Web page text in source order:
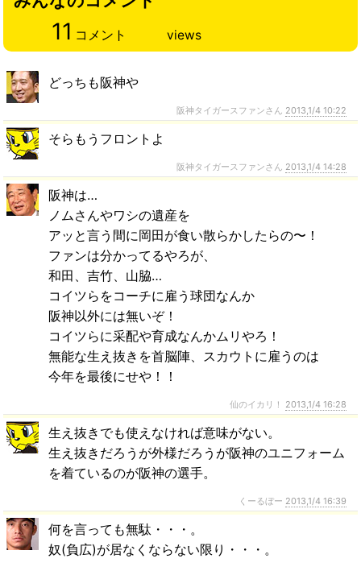
11 コメント views
どっちも阪神や
阪神タイガースファンさん 2013,1/4 10:22
そらもうフロントよ
阪神タイガースファンさん 2013,1/4 14:28
阪神は…
ノムさんやワシの遺産を
アッと言う間に岡田が食い散らかしたらの〜！
ファンは分かってるやろが、
和田、吉竹、山脇…
コイツらをコーチに雇う球団なんか
阪神以外には無いぞ！
コイツらに采配や育成なんかムリやろ！
無能な生え抜きを首脳陣、スカウトに雇うのは
今年を最後にせや！！
仙のイカリ！ 2013,1/4 16:28
生え抜きでも使えなければ意味がない。
生え抜きだろうが外様だろうが阪神のユニフォーム
を着ているのが阪神の選手。
くーるぼー 2013,1/4 16:39
何を言っても無駄・・・。
奴(負広)が居なくならない限り・・・。